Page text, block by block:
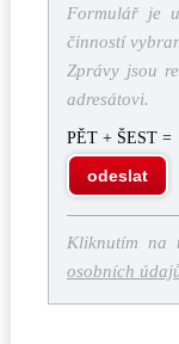
Formulář je
činností
Zprávy jsou
adresátovi.
PĚT + ŠEST =
odeslat
Kliknutím na
osobních